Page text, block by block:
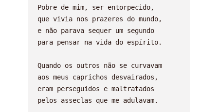
Pobre de mim, ser entorpecido,
que vivia nos prazeres do mundo,
e não parava sequer um segundo
para pensar na vida do espírito.
Quando os outros não se curvavam
aos meus caprichos desvairados,
eram perseguidos e maltratados
pelos asseclas que me adulavam.